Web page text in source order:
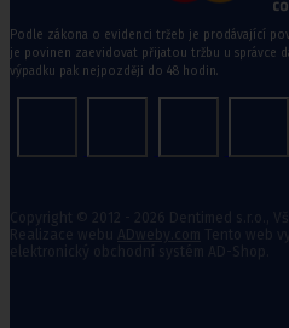
Podle zákona o evidenci tržeb je prodávající
je povinen zaevidovat přijatou tržbu u správce
výpadku pak nejpozději do 48 hodin.